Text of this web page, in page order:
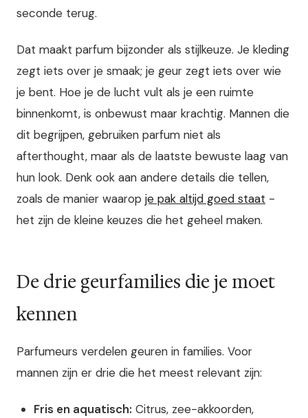
seconde terug.
Dat maakt parfum bijzonder als stijlkeuze. Je kleding
zegt iets over je smaak; je geur zegt iets over wie
je bent. Hoe je de lucht vult als je een ruimte
binnenkomt, is onbewust maar krachtig. Mannen die
dit begrijpen, gebruiken parfum niet als
afterthought, maar als de laatste bewuste laag van
hun look. Denk ook aan andere details die tellen,
zoals de manier waarop je pak altijd goed staat -
het zijn de kleine keuzes die het geheel maken.
De drie geurfamilies die je moet
kennen
Parfumeurs verdelen geuren in families. Voor
mannen zijn er drie die het meest relevant zijn:
Fris en aquatisch: Citrus, zee-akkoorden,